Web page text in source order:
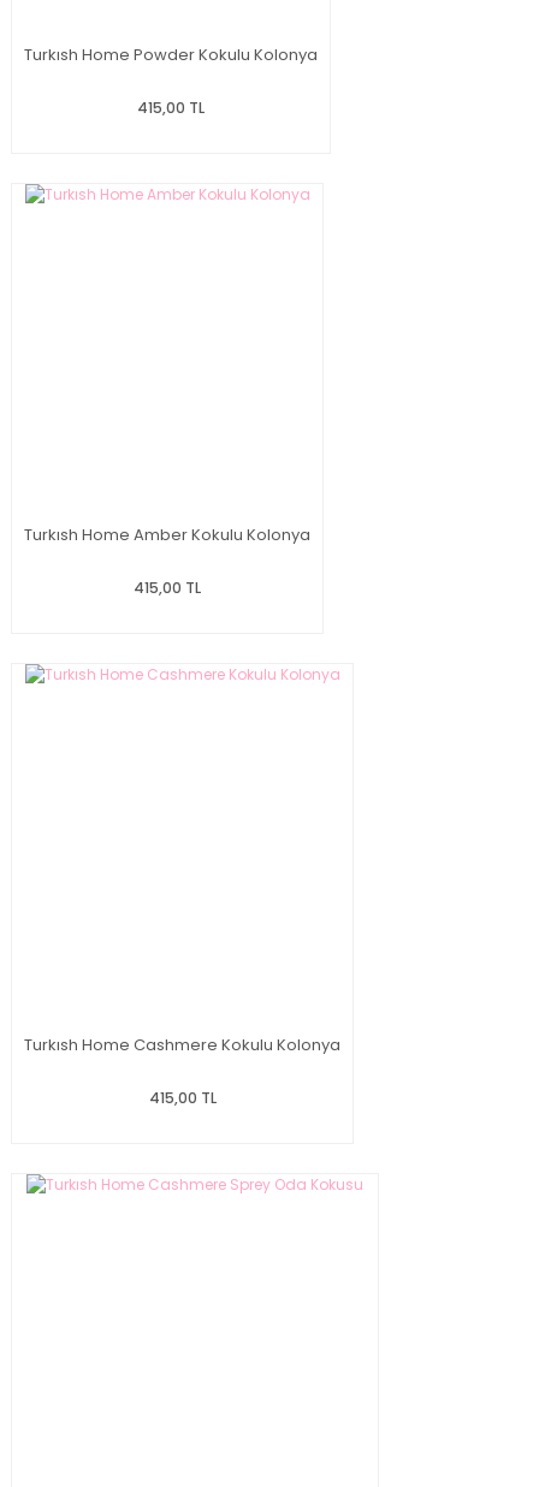
Turkısh Home Powder Kokulu Kolonya
415,00 TL
Turkısh Home Amber Kokulu Kolonya
415,00 TL
Turkısh Home Cashmere Kokulu Kolonya
415,00 TL